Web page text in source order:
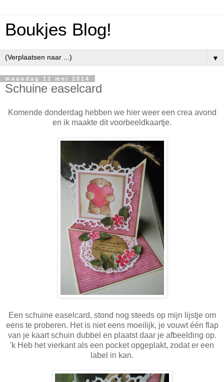
Boukjes Blog!
▼
maandag 12 mei 2014
Schuine easelcard
Komende donderdag hebben we hier weer een crea avond
en ik maakte dit voorbeeldkaartje.
Een schuine easelcard, stond nog steeds op mijn lijstje om
eens te proberen. Het is niet eens moeilijk, je vouwt één flap
van je kaart schuin dubbel en plaatst daar je afbeelding op.
'k Heb het vierkant als een pocket opgeplakt, zodat er een
label in kan.